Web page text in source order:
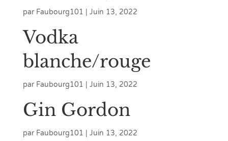
par Faubourg101 Juin 13, 2022
Vodka
blanche/rouge
par Faubourg101 Juin 13, 2022
Gin Gordon
par Faubourg101 Juin 13, 2022